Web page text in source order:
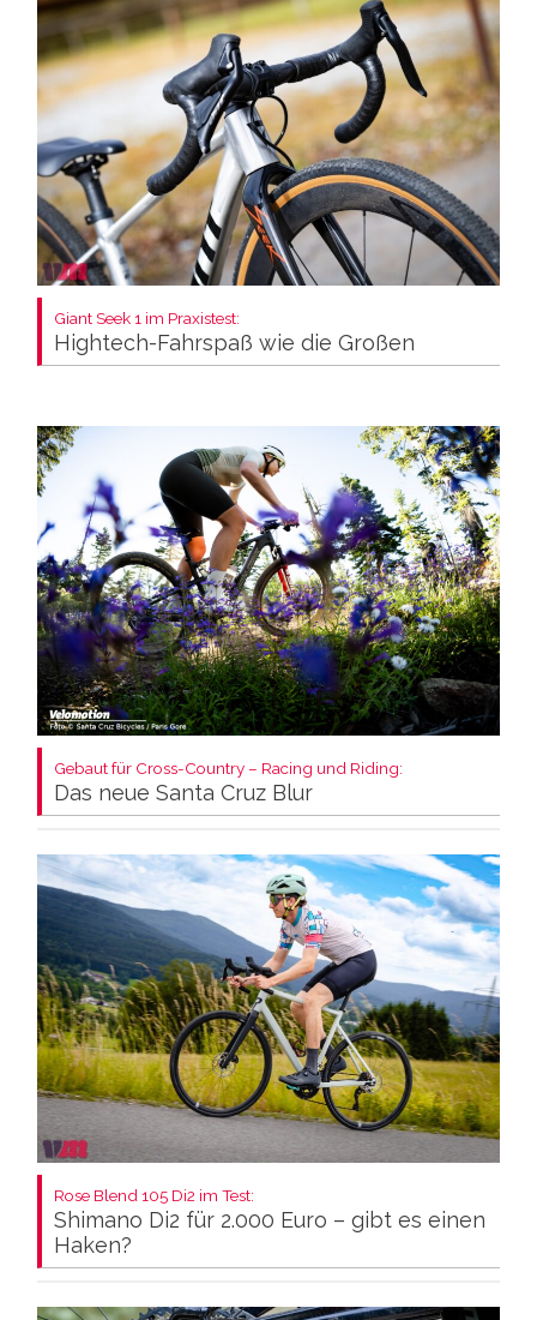
Giant Seek 1 im Praxistest:
Hightech-Fahrspaß wie die Großen
Gebaut für Cross-Country – Racing und Riding:
Das neue Santa Cruz Blur
Rose Blend 105 Di2 im Test:
Shimano Di2 für 2.000 Euro – gibt es einen
Haken?